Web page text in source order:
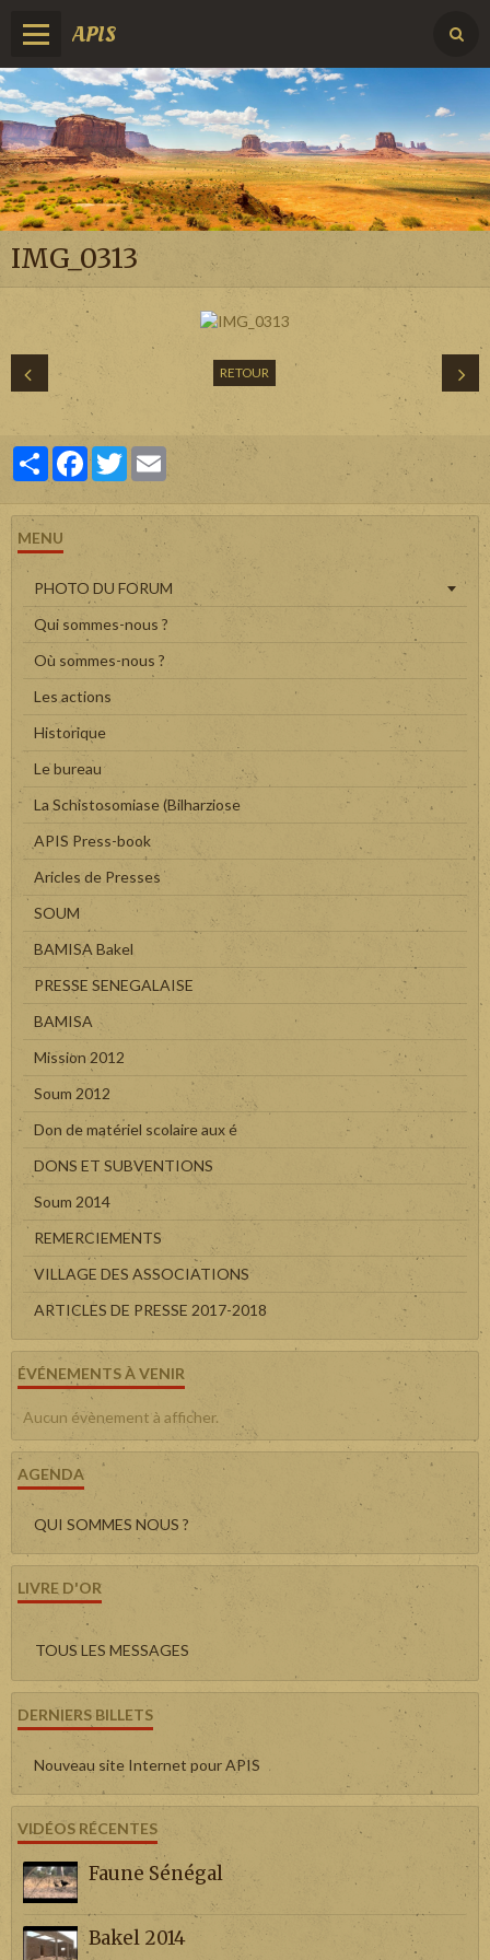
APIS
IMG_0313
RETOUR
PartagerFacebook
Twitter
MENU
PHOTO DU FORUM
Qui sommes-nous ?
Où sommes-nous ?
Les actions
Historique
Le bureau
La Schistosomiase (Bilharziose
APIS Press-book
Aricles de Presses
SOUM
BAMISA Bakel
PRESSE SENEGALAISE
BAMISA
Mission 2012
Soum 2012
Don de matériel scolaire aux é
DONS ET SUBVENTIONS
Soum 2014
REMERCIEMENTS
VILLAGE DES ASSOCIATIONS
ARTICLES DE PRESSE 2017-2018
ÉVÉNEMENTS À VENIR
Aucun évènement à afficher.
AGENDA
QUI SOMMES NOUS ?
LIVRE D'OR
TOUS LES MESSAGES
DERNIERS BILLETS
Nouveau site Internet pour APIS
VIDÉOS RÉCENTES
Faune Sénégal
Bakel 2014